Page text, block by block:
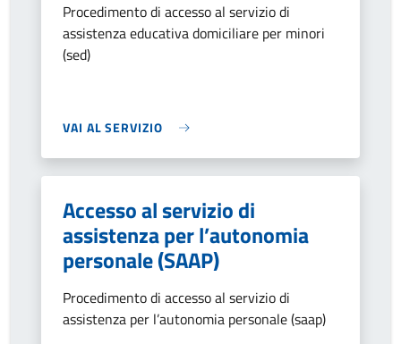
Procedimento di accesso al servizio di
assistenza educativa domiciliare per minori
(sed)
VAI AL SERVIZIO
Accesso al servizio di
assistenza per l’autonomia
personale (SAAP)
Procedimento di accesso al servizio di
assistenza per l’autonomia personale (saap)